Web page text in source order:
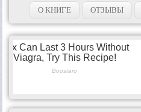
О КНИГЕ ОТЗЫВЫ